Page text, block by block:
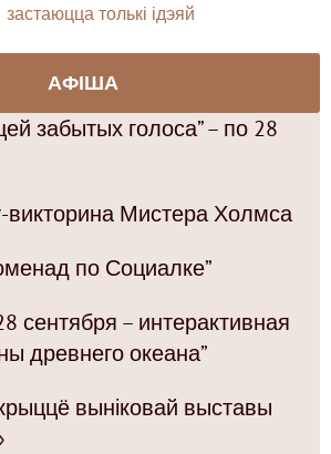
застаюцца толькі ідэяй
АФІША
забытых голоса” – по 28
Мистера Холмса
по Социалке”
сентября – интерактивная
древнего океана”
выніковай выставы